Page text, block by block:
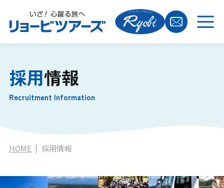
採用情報
Recruitment Information
HOME 採用情報